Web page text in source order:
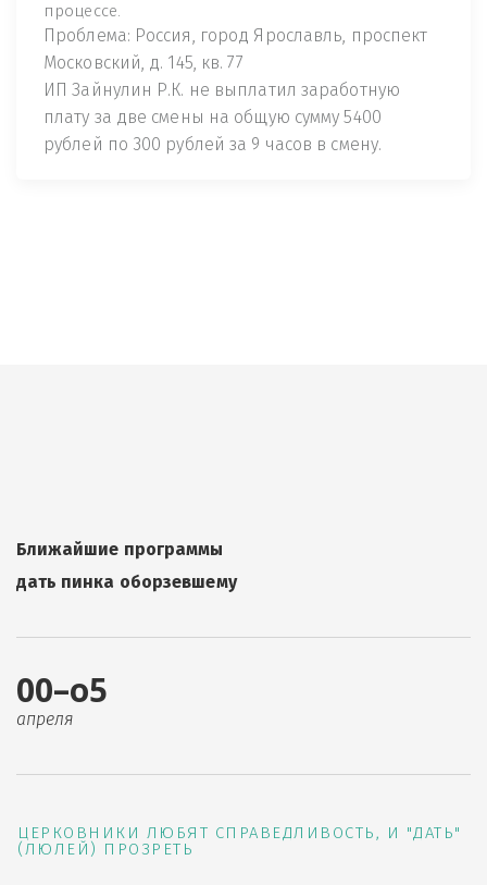
процессе.
Проблема: Россия, город Ярославль, проспект
Московский, д. 145, кв. 77
ИП Зайнулин Р.К. не выплатил заработную
плату за две смены на общую сумму 5400
рублей по 300 рублей за 9 часов в смену.
Ближайшие программы
дать пинка оборзевшему
00–о5
апреля
ЦЕРКОВНИКИ ЛЮБЯТ СПРАВЕДЛИВОСТЬ, И "ДАТЬ"
(ЛЮЛЕЙ) ПРОЗРЕТЬ